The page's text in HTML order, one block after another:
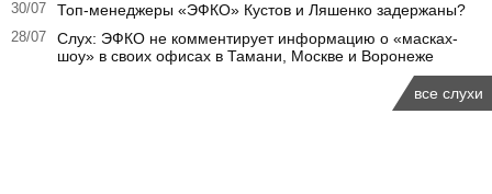
30/07 Топ-менеджеры «ЭФКО» Кустов и Ляшенко задержаны?
28/07
Слух: ЭФКО не комментирует информацию о «масках-
шоу» в своих офисах в Тамани, Москве и Воронеже
все слухи